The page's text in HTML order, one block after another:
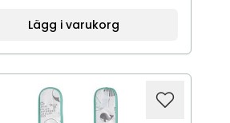
Lägg i varukorg